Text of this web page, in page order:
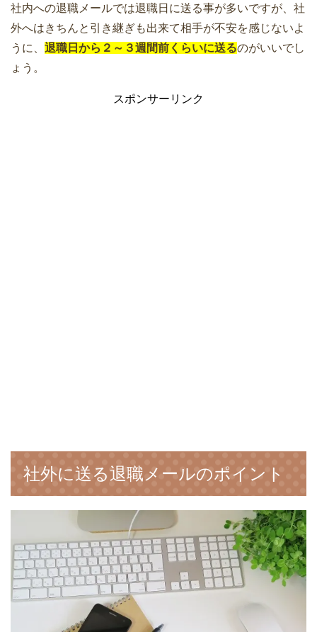
社内への退職メールでは退職日に送る事が多いですが、社
外へはきちんと引き継ぎも出来て相手が不安を感じないよ
うに、 退職日から２～３週間前くらいに送るのがいいでし
ょう。
スポンサーリンク
社外に送る退職メールのポイント